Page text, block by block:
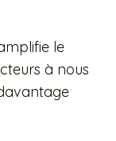
le
à nous